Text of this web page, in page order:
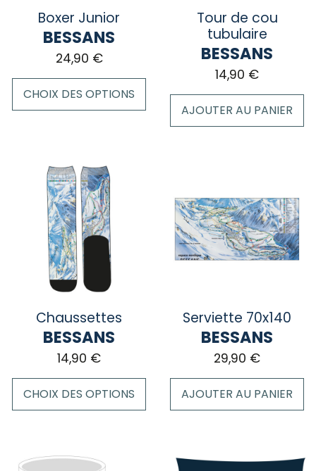
Boxer Junior
BESSANS
24,90 €
CHOIX DES OPTIONS
plusieurs
variations.
options
peuvent
choisies
Tour de cou
tubulaire
BESSANS
14,90 €
AJOUTER AU PANIER
Chaussettes
BESSANS
14,90 €
CHOIX DES OPTIONS
Serviette 70x140
BESSANS
29,90 €
AJOUTER AU PANIER